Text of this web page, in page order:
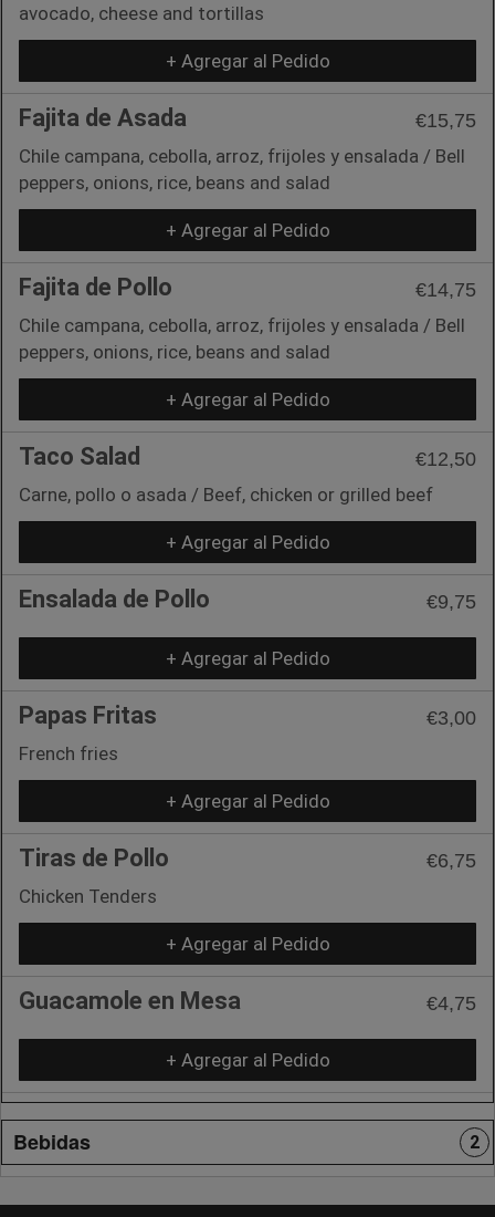
avocado, cheese and tortillas
+ Agregar al Pedido
Fajita de Asada
€15,75
Chile campana, cebolla, arroz, frijoles y ensalada / Bell
peppers, onions, rice, beans and salad
+ Agregar al Pedido
Fajita de Pollo
€14,75
Chile campana, cebolla, arroz, frijoles y ensalada / Bell
peppers, onions, rice, beans and salad
+ Agregar al Pedido
Taco Salad
€12,50
Carne, pollo o asada / Beef, chicken or grilled beef
+ Agregar al Pedido
Ensalada de Pollo €9,75
+ Agregar al Pedido
Papas Fritas
€3,00
French fries
+ Agregar al Pedido
Tiras de Pollo
€6,75
Chicken Tenders
+ Agregar al Pedido
Guacamole en Mesa €4,75
+ Agregar al Pedido
Bebidas 2